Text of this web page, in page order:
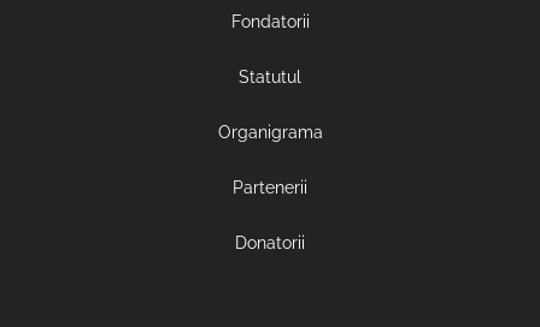
Fondatorii
Statutul
Organigrama
Partenerii
Donatorii